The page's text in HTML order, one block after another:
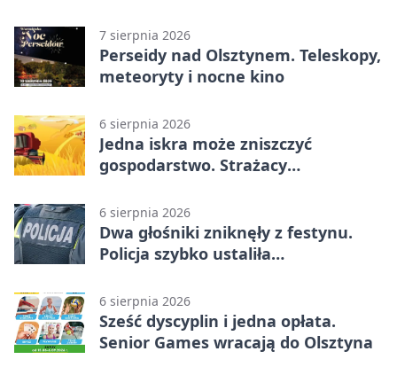
7 sierpnia 2026
Perseidy nad Olsztynem. Teleskopy,
meteoryty i nocne kino
6 sierpnia 2026
Jedna iskra może zniszczyć
gospodarstwo. Strażacy
6 sierpnia 2026
Dwa głośniki zniknęły z festynu.
Policja szybko ustaliła
6 sierpnia 2026
Sześć dyscyplin i jedna opłata.
Senior Games wracają do Olsztyna